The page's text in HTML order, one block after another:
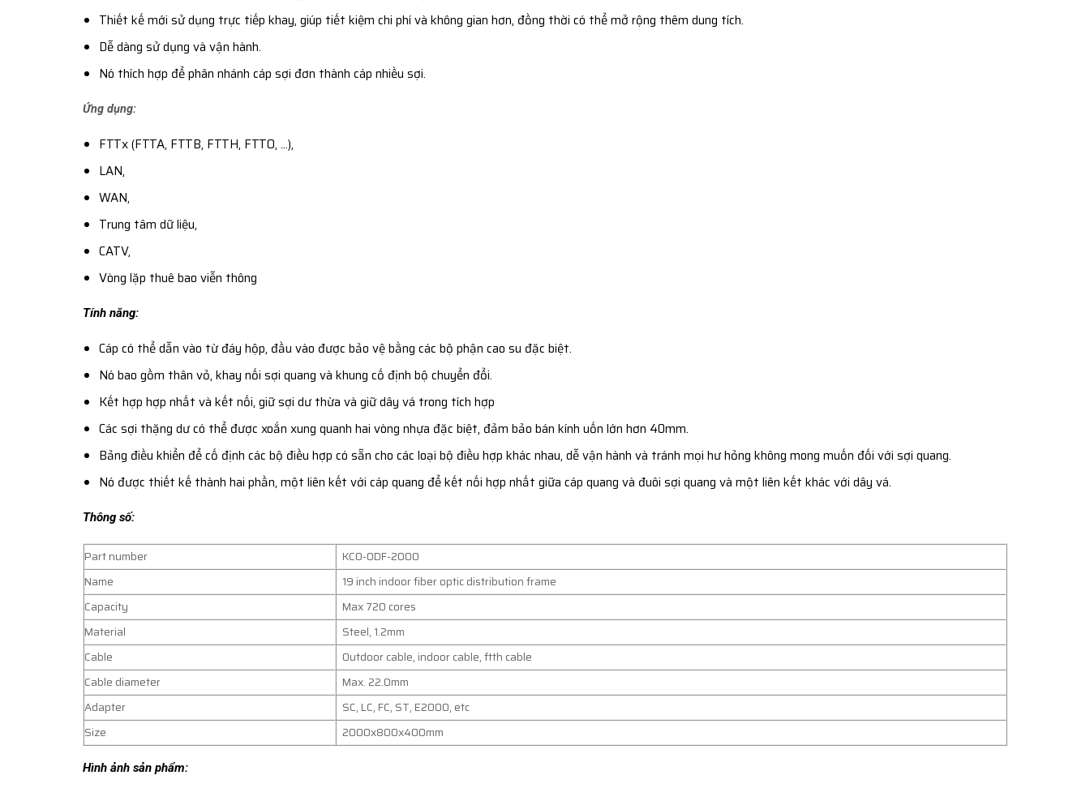
Thiết kế mới sử dụng trực tiếp khay, giúp tiết kiệm chi phí và không gian hơn, đồng thời có thể mở rộng thêm dung tích.
Dễ dàng sử dụng và vận hành.
Nó thích hợp để phân nhánh cáp sợi đơn thành cáp nhiều sợi.
Ứng dụng:
FTTx (FTTA, FTTB, FTTH, FTTO, …),
LAN,
WAN,
Trung tâm dữ liệu,
CATV,
Vòng lặp thuê bao viễn thông
Tính năng:
Cáp có thể dẫn vào từ đáy hộp, đầu vào được bảo vệ bằng các bộ phận cao su đặc biệt.
Nó bao gồm thân vỏ, khay nối sợi quang và khung cố định bộ chuyển đổi.
Kết hợp hợp nhất và kết nối, giữ sợi dư thừa và giữ dây vá trong tích hợp
Các sợi thặng dư có thể được xoắn xung quanh hai vòng nhựa đặc biệt, đảm bảo bán kính uốn lớn hơn 40mm.
Bảng điều khiển để cố định các bộ điều hợp có sẵn cho các loại bộ điều hợp khác nhau, dễ vận hành và tránh mọi hư hỏng không mong muốn đối với sợi quang.
Nó được thiết kế thành hai phần, một liên kết với cáp quang để kết nối hợp nhất giữa cáp quang và đuôi sợi quang và một liên kết khác với dây vá.
Thông số:
Part number
KCO-ODF-2000
Name
19 inch indoor fiber optic distribution frame
Capacity
Max 720 cores
Material
Steel, 1.2mm
Cable
Outdoor cable, indoor cable, ftth cable
Cable diameter
Max. 22.0mm
Adapter
SC, LC, FC, ST, E2000, etc
Size
2000x800x400mm
Hình ảnh sản phẩm: